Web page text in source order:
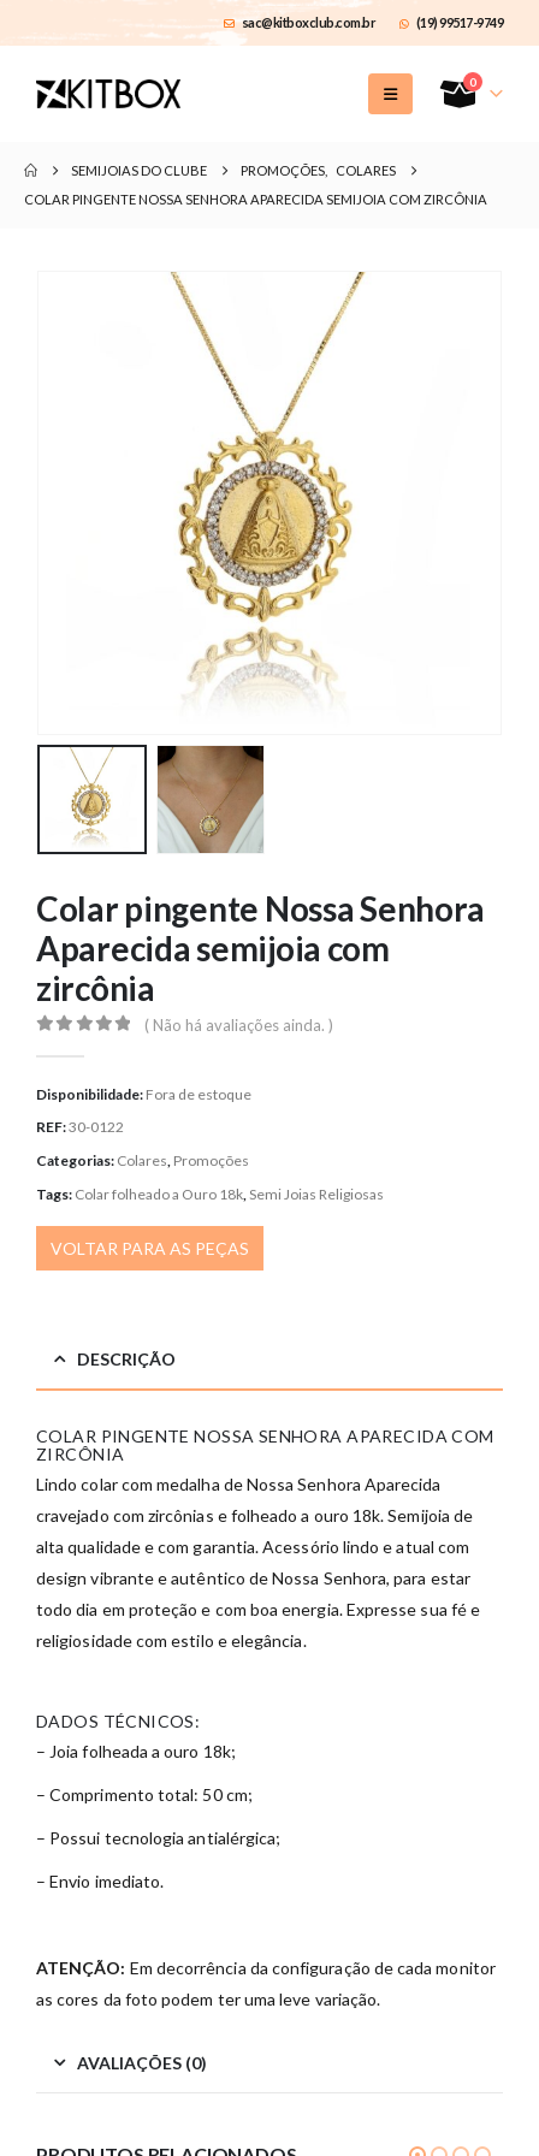
sac@kitboxclub.com.br (19) 99517-9749
0
SEMIJOIAS DO CLUBE PROMOÇÕES
COLARES
COLAR PINGENTE NOSSA SENHORA APARECIDA SEMIJOIA COM ZIRCÔNIA
Colar pingente Nossa Senhora
Aparecida semijoia com
zircônia
( Não há avaliações ainda. )
Disponibilidade: Fora de estoque
REF:30-0122
Categorias: Colares, Promoções
Tags: Colar folheado a Ouro 18k Semi Joias Religiosas
VOLTAR PARA AS PEÇAS
DESCRIÇÃO
COLAR PINGENTE NOSSA SENHORA APARECIDA COM
ZIRCÔNIA
Lindo colar com medalha de Nossa Senhora Aparecida
cravejado com zircônias e folheado a ouro 18k. Semijoia de
alta qualidade e com garantia. Acessório lindo e atual com
design vibrante e autêntico de Nossa Senhora, para estar
todo dia em proteção e com boa energia. Expresse sua fé e
religiosidade com estilo e elegância.
DADOS TÉCNICOS:
– Joia folheada a ouro 18k;
– Comprimento total: 50 cm;
– Possui tecnologia antialérgica;
– Envio imediato.
ATENÇÃO: Em decorrência da configuração de cada monitor
as cores da foto podem ter uma leve variação.
AVALIAÇÕES (0)